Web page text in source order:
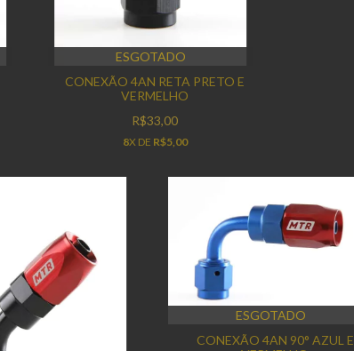
ESGOTADO
CONEXÃO 4AN RETA PRETO E
VERMELHO
R$33,00
8X DE R$5,00
ESGOTADO
CONEXÃO 4AN 90° AZUL E